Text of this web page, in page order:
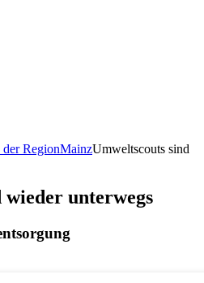
RegionMainzUmweltscouts sind
wieder unterwegs